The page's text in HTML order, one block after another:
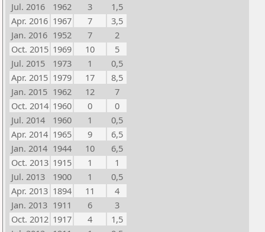
Jul. 2016
1962 3
1,5
Apr. 2016 1967 7
3,5
Jan. 2016 1952 7
2
Oct. 2015 1969 10
5
Jul. 2015
1973 1
0,5
Apr. 2015 1979 17
8,5
Jan. 2015 1962 12
7
Oct. 2014 1960 0
0
Jul. 2014
1960 1
0,5
Apr. 2014 1965 9
6,5
Jan. 2014 1944 10
6,5
Oct. 2013 1915 1
1
Jul. 2013
1900 1
0,5
Apr. 2013 1894 11
4
Jan. 2013 1911 6
3
Oct. 2012 1917 4
1,5